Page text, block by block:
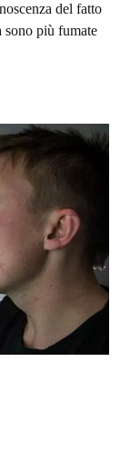
del fatto
sono più fumate